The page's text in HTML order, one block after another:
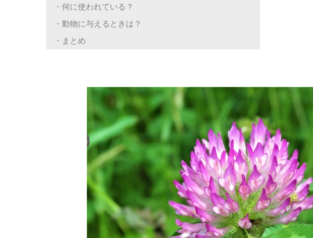
・何に使われている？
・動物に与えるときは？
・まとめ